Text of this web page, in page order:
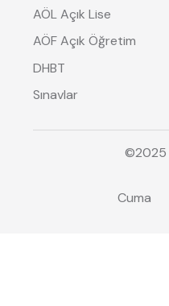
AÖL Açık Lise
AÖF Açık Öğretim
DHBT
Sınavlar
©2025
Cuma